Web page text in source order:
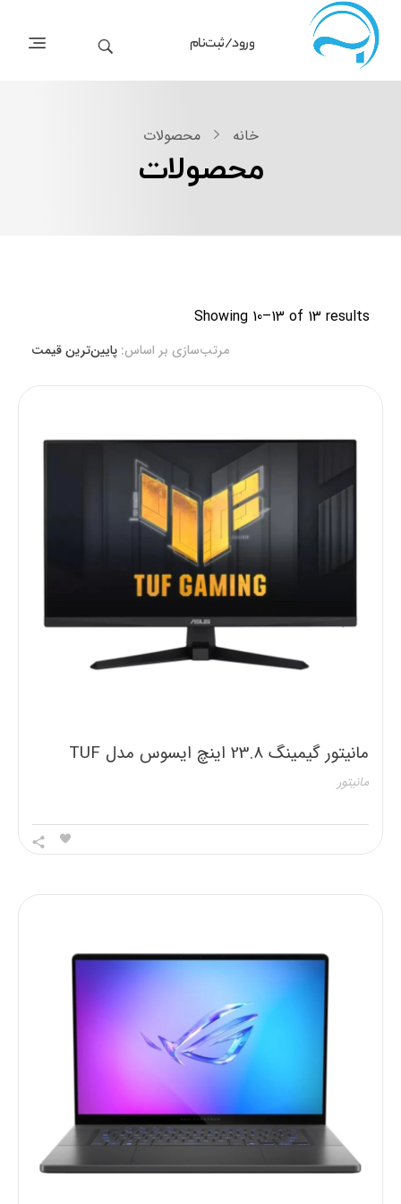
ورود/ثبت‌نام
خانه محصولات
محصولات
Showing 10–13 of 13 results
مرتب‌سازی بر اساس: پایین‌ترین قیمت
مانیتور گیمینگ 23.8 اینچ ایسوس مدل TUF
VG249Q3A
مانیتور